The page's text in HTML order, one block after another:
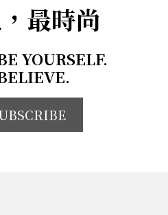
最時尚
YOURSELF.